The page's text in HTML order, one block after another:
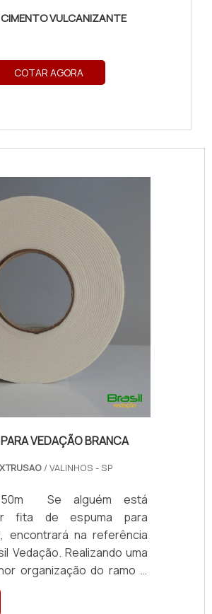
VULCANIZANTE
COTAR AGORA
VEDAÇÃO BRANCA
/ VALINHOS - SP
50m Se alguém está
fita de espuma para
encontrará na referência
Vedação. Realizando uma
organização do ramo e
referência de qualidade
Quando a busca é por